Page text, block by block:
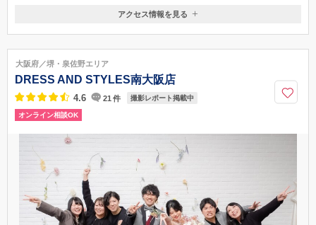
大阪府大阪市浪速区難波中2-10-70なんばパークス オフィスタワー11階
つ橋線 「なんば駅」 ■ 近鉄・阪神「大阪難波駅」 なんばパークスすぐ横
のオフィスタワー内です。
06-6616-9890
アクセス情報を見る
大阪府／堺・泉佐野エリア
DRESS AND STYLES南大阪店
4.6 21 件 撮影レポート掲載中
オンライン相談OK